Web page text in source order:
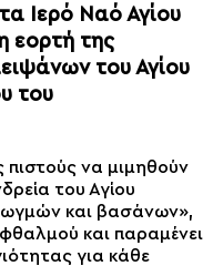
Ιερό Ναό Αγίου
εορτή της
του Αγίου
του
να μιμηθούν
του Αγίου
και βασάνων»,
και παραμένει
για κάθε